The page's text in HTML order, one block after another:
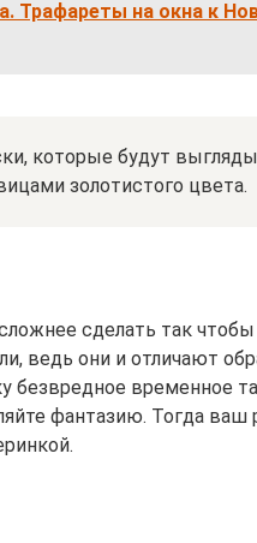
Трафареты на окна к
которые будут
золотистого цвета.
сделать так чтобы
ведь они и отличают
безвредное временное
фантазию. Тогда ваш